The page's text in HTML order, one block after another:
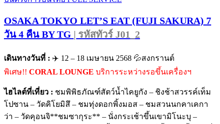
OSAKA TOKYO LET’S EAT (FUJI SAKURA) 7
วัน 4 คืน BY TG | รหัสทัวร์ J01_2
เดินทางวันที่ : ✈️ 12 – 18 เมษายน 2568 💦สงกรานต์
พิเศษ!! CORAL LOUNGE บริการระหว่างรอขึ้นเครื่องฯ
ไฮไลต์ที่เที่ยว : ชมพิพิธภัณฑ์สัตว์น้ำไคยูกัง – ชิงช้าสวรรค์เท็ม
โปซาน – วัดคิโยมิสึ – ชมทุ่งดอกพิ้งมอส – ชมสวนนกคาเคกา
ว่า – วัดคุอนจิ**ชมซากุระ** – นั่งกระเช้าขึ้นเขามิโนะบุ –